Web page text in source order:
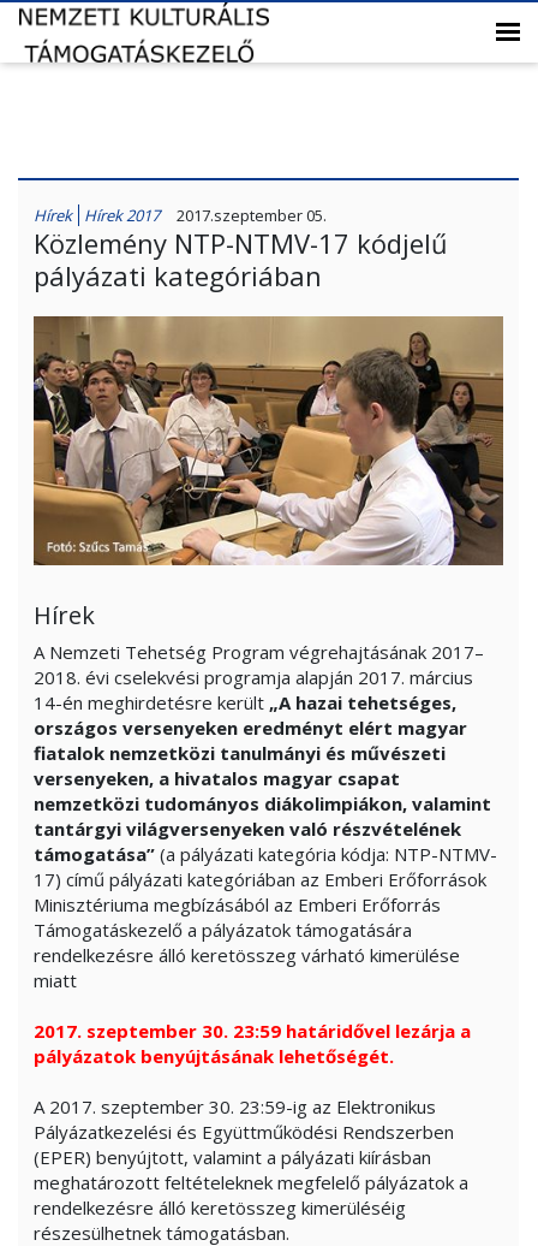
Hírek Hírek 2017 2017.szeptember 05.
Közlemény NTP-NTMV-17 kódjelű
pályázati kategóriában
Hírek
A Nemzeti Tehetség Program végrehajtásának 2017–
2018. évi cselekvési programja alapján 2017. március
14-én meghirdetésre került „A hazai tehetséges,
országos versenyeken eredményt elért magyar
fiatalok nemzetközi tanulmányi és művészeti
versenyeken, a hivatalos magyar csapat
nemzetközi tudományos diákolimpiákon, valamint
tantárgyi világversenyeken való részvételének
támogatása” (a pályázati kategória kódja: NTP-NTMV-
17) című pályázati kategóriában az Emberi Erőforrások
Minisztériuma megbízásából az Emberi Erőforrás
Támogatáskezelő a pályázatok támogatására
rendelkezésre álló keretösszeg várható kimerülése
miatt
2017. szeptember 30. 23:59 határidővel lezárja a
pályázatok benyújtásának lehetőségét.
A 2017. szeptember 30. 23:59-ig az Elektronikus
Pályázatkezelési és Együttműködési Rendszerben
(EPER) benyújtott, valamint a pályázati kiírásban
meghatározott feltételeknek megfelelő pályázatok a
rendelkezésre álló keretösszeg kimerüléséig
részesülhetnek támogatásban.